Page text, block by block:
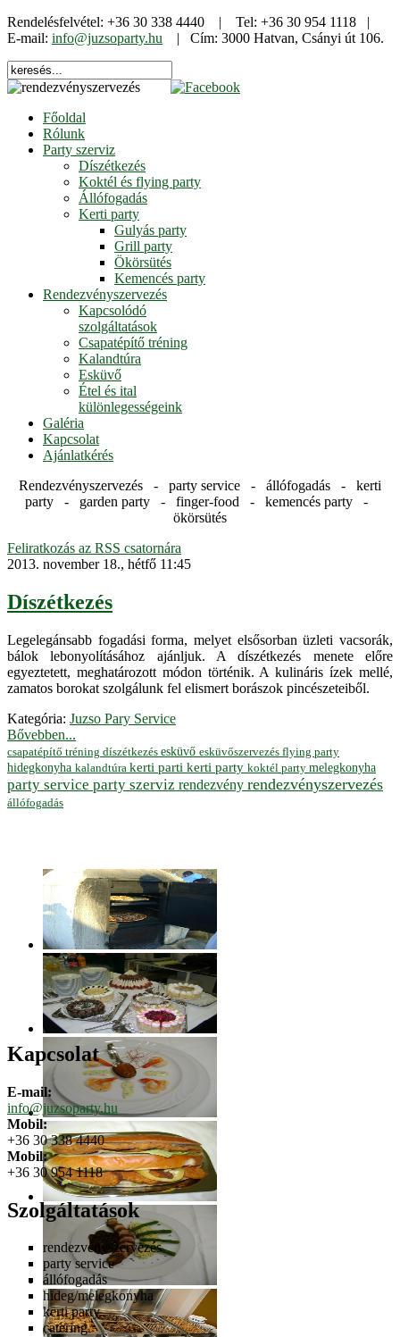
Rendelésfelvétel: +36 30 338 4440 | Tel: +36 30 954 1118 |
E-mail: info@juzsoparty.hu | Cím: 3000 Hatvan, Csányi út 106.
Főoldal
Rólunk
Party szerviz
Díszétkezés
Koktél és flying party
Állófogadás
Kerti party
Gulyás party
Grill party
Ökörsütés
Kemencés party
Rendezvényszervezés
Kapcsolódó
szolgáltatások
Csapatépítő tréning
Kalandtúra
Esküvő
Étel és ital
különlegességeink
Galéria
Kapcsolat
Ajánlatkérés
Rendezvényszervezés - party service - állófogadás - kerti
party - garden party - finger-food - kemencés party -
ökörsütés
Feliratkozás az RSS csatornára
2013. november 18., hétfő 11:45
Díszétkezés
Legelegánsabb fogadási forma, melyet elsősorban üzleti vacsorák,
bálok lebonyolításához ajánljuk. A díszétkezés menete előre
egyeztetett, meghatározott módon történik. A kulináris ízek mellé,
zamatos borokat szolgálunk fel elismert borászok pincészeteiből.
Kategória: Juzso Pary Service
Bővebben...
csapatépítő tréning díszétkezés esküvő esküvőszervezés flying party
hidegkonyha kalandtúra kerti parti kerti party koktél party melegkonyha
party service party szerviz rendezvény rendezvényszervezés
állófogadás
Kapcsolat
E-mail:
info@juzsoparty.hu
Mobil:
+36 30 338 4440
Mobil:
+36 30 954 1118
Szolgáltatások
rendezvényszervezés
party service
állófogadás
hideg/melegkonyha
kerti party
catering